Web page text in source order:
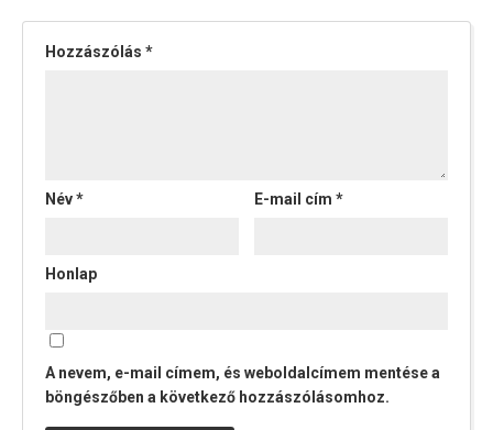
Hozzászólás *
Név* E-mail cím*
Honlap
A nevem, e-mail címem, és weboldalcímem mentése a
böngészőben a következő hozzászólásomhoz.